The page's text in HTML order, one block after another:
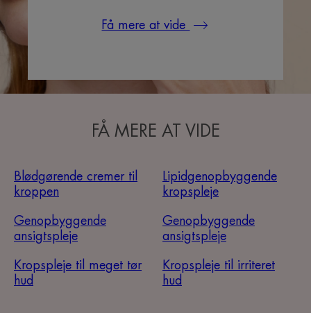
Få mere at vide
FÅ MERE AT VIDE
Blødgørende cremer til
kroppen
Lipidgenopbyggende
kropspleje
Genopbyggende
ansigtspleje
Genopbyggende
ansigtspleje
Kropspleje til meget tør
hud
Kropspleje til irriteret
hud